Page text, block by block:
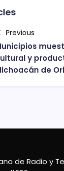
Previous
y
de
de Radio y